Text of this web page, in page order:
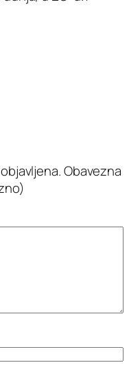
Obavezna